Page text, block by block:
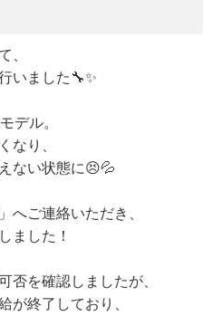
、
いました🔧✨
デル。
なり、
ない状態に😣💦
へご連絡いただき、
ました！
否を確認しましたが、
が終了しており、